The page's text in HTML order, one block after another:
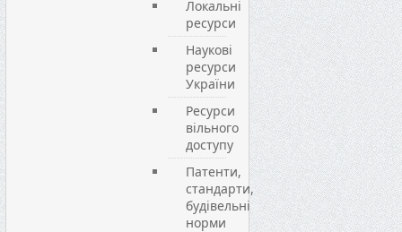
Локальні
ресурси
Наукові
ресурси
України
Ресурси
вільного
доступу
Патенти,
стандарти,
будівельні
норми